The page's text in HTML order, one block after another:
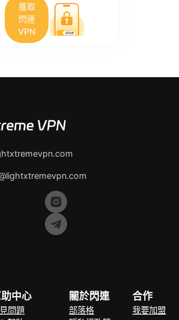
獲取
閃連
VPN
中心
問題
關於閃連
部落格
合作
我要加盟